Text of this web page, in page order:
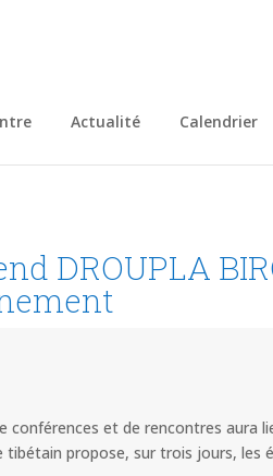
Actualité Calendrier
DROUPLA
conférences et de rencontres aura
tibétain propose, sur trois jours, les